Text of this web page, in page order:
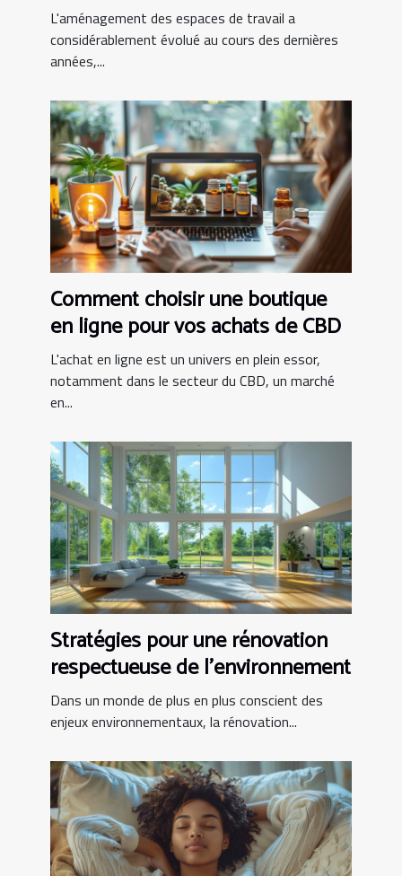
modernes
L'aménagement des espaces de travail a
considérablement évolué au cours des dernières
années,...
Comment choisir une boutique
en ligne pour vos achats de CBD
L'achat en ligne est un univers en plein essor,
notamment dans le secteur du CBD, un marché
en...
Stratégies pour une rénovation
respectueuse de l'environnement
Dans un monde de plus en plus conscient des
enjeux environnementaux, la rénovation...